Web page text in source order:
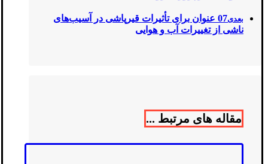
بعدی
07 عنوان برای تأثیرات قیرپاشی در آسیب‌های
ناشی از تغییرات آب و هوایی
مقاله های مرتبط ...